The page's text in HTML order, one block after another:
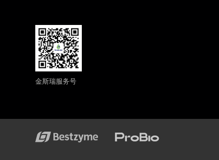
金斯瑞服务号